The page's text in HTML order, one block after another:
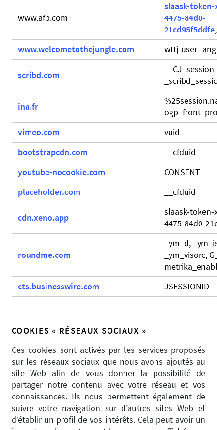
www.afp.com
slaask-token-
4475-84d0-
21cd95f5ddfe
www.welcometothejungle.com
wttj-user-
scribd.com
ina.fr
vimeo.com
vuid
bootstrapcdn.com
__cfduid
youtube-nocookie.com
CONSENT
placeholder.com
__cfduid
cdn.xeno.app
slaask-token-
4475-84d0-
roundme.com
_ym_d,
_ym_visorc,
cts.businesswire.com
JSESSIONID
COOKIES « RÉSEAUX SOCIAUX »
Ces cookies sont activés par les services proposés
sur les réseaux sociaux que nous avons ajoutés au
site Web afin de vous donner la possibilité de
partager notre contenu avec votre réseau et vos
connaissances. Ils nous permettent également de
suivre votre navigation sur d’autres sites Web et
d’établir un profil de vos intérêts. Cela peut avoir un